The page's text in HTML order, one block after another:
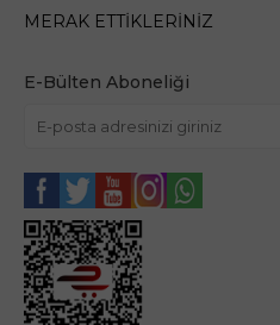
MERAK ETTIKLERINIZ
E-Bülten Aboneliği